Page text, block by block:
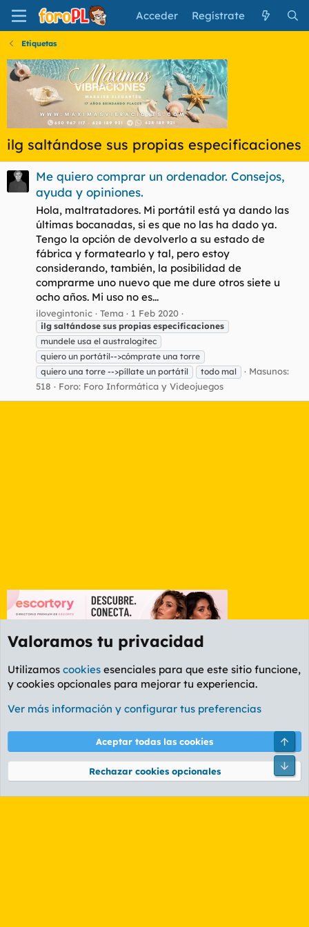
Acceder Regístrate
Etiquetas
ilg saltándose sus propias especificaciones
Me quiero comprar un ordenador. Consejos,
ayuda y opiniones.
Hola, maltratadores. Mi portátil está ya dando las
últimas bocanadas, si es que no las ha dado ya.
Tengo la opción de devolverlo a su estado de
fábrica y formatearlo y tal, pero estoy
considerando, también, la posibilidad de
comprarme uno nuevo que me dure otros siete u
ocho años. Mi uso no es...
ilovegintonic Tema 1 Feb 2020
ilg saltándose sus propias especificaciones
mundele usa el australogitec
quiero un portátil-->cómprate una torre
quiero una torre -->píllate un portátil
todo mal
Masunos:
518
Foro: Foro Informática y Videojuegos
Etiquetas
Cookies
PL OLDSTYLE AMARILLO
Términos y reglas Política de privacidad Ayuda
Community platform by XenForo® © 2010-2026 XenForo Ltd.
Valoramos tu privacidad
Utilizamos cookies esenciales para que este sitio funcione,
y cookies opcionales para mejorar tu experiencia.
Ver más información y configurar tus preferencias
Aceptar todas las cookies
Rechazar cookies opcionales
Pie